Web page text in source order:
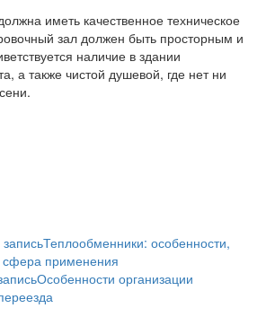
иметь качественное техническое
зал должен быть просторным и
наличие в здании
а также чистой душевой, где нет ни
Теплообменники: особенности,
применения
Особенности организации